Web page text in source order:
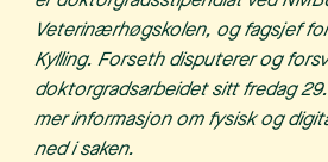
Veterinærhøgskolen, og fagsjef
Kylling. Forseth disputerer og
doktorgradsarbeidet sitt fredag
mer informasjon om fysisk og
ned i saken.